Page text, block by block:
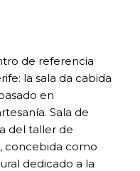
de referencia
la sala da cabida
en
Sala de
del taller de
concebida como
dedicado a la